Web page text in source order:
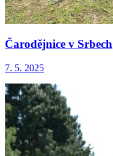
Čarodějnice v Srbech
7. 5. 2025